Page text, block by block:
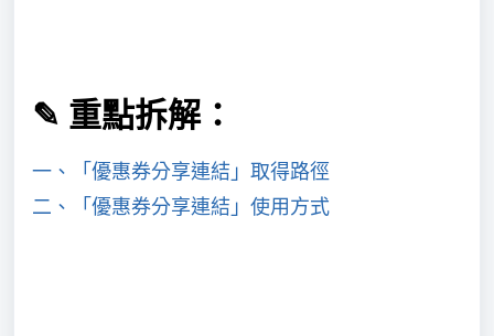
✎ 重點拆解：
一、「優惠券分享連結」取得路徑
二、「優惠券分享連結」使用方式